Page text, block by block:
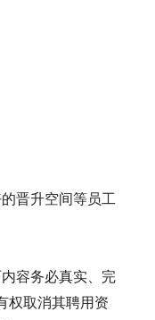
晋升空间等员工
容务必真实、完
权取消其聘用资